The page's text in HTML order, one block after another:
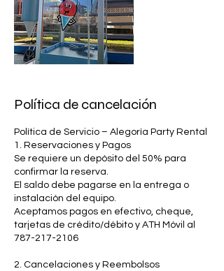
Política de cancelación
Política de Servicio – Alegoría Party Rental
1. Reservaciones y Pagos
Se requiere un depósito del 50% para
confirmar la reserva.
El saldo debe pagarse en la entrega o
instalación del equipo.
Aceptamos pagos en efectivo, cheque,
tarjetas de crédito/débito y ATH Móvil al
787-217-2106
2. Cancelaciones y Reembolsos